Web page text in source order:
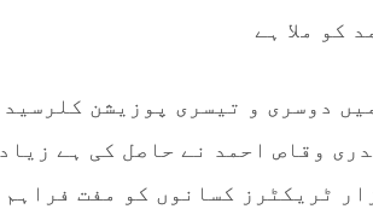
کو ملا ہے
دوسری و تیسری پوزیشن
وقاص احمد نے حاصل کی ہے
ٹریکٹرز کسانوں کو مفت